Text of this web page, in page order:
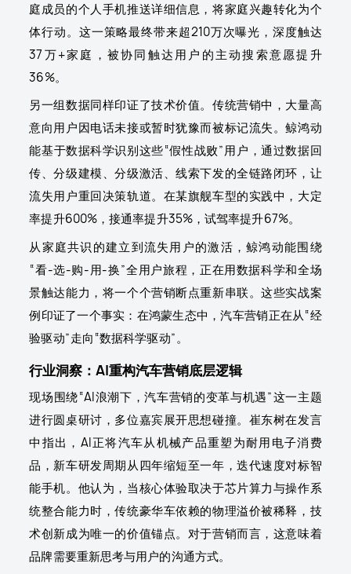
庭成员的个人手机推送详细信息，将家庭兴趣转化为个
体行动。这一策略最终带来超210万次曝光，深度触达
37万+家庭，被协同触达用户的主动搜索意愿提升
36%。
另一组数据同样印证了技术价值。传统营销中，大量高
意向用户因电话未接或暂时犹豫而被标记流失。鲸鸿动
能基于数据科学识别这些“假性战败”用户，通过数据回
传、分级建模、分级激活、线索下发的全链路闭环，让
流失用户重回决策轨道。在某旗舰车型的实践中，大定
率提升600%，接通率提升35%，试驾率提升67%。
从家庭共识的建立到流失用户的激活，鲸鸿动能围绕
“看-选-购-用-换”全用户旅程，正在用数据科学和全场
景触达能力，将一个个营销断点重新串联。这些实战案
例印证了一个事实：在鸿蒙生态中，汽车营销正在从“经
验驱动”走向“数据科学驱动”。
行业洞察：AI重构汽车营销底层逻辑
现场围绕“AI浪潮下，汽车营销的变革与机遇”这一主题
进行圆桌研讨，多位嘉宾展开思想碰撞。崔东树在发言
中指出，AI正将汽车从机械产品重塑为耐用电子消费
品，新车研发周期从四年缩短至一年，迭代速度对标智
能手机。他认为，当核心体验取决于芯片算力与操作系
统整合能力时，传统豪华车依赖的物理溢价被稀释，技
术创新成为唯一的价值锚点。对于营销而言，这意味着
品牌需要重新思考与用户的沟通方式。